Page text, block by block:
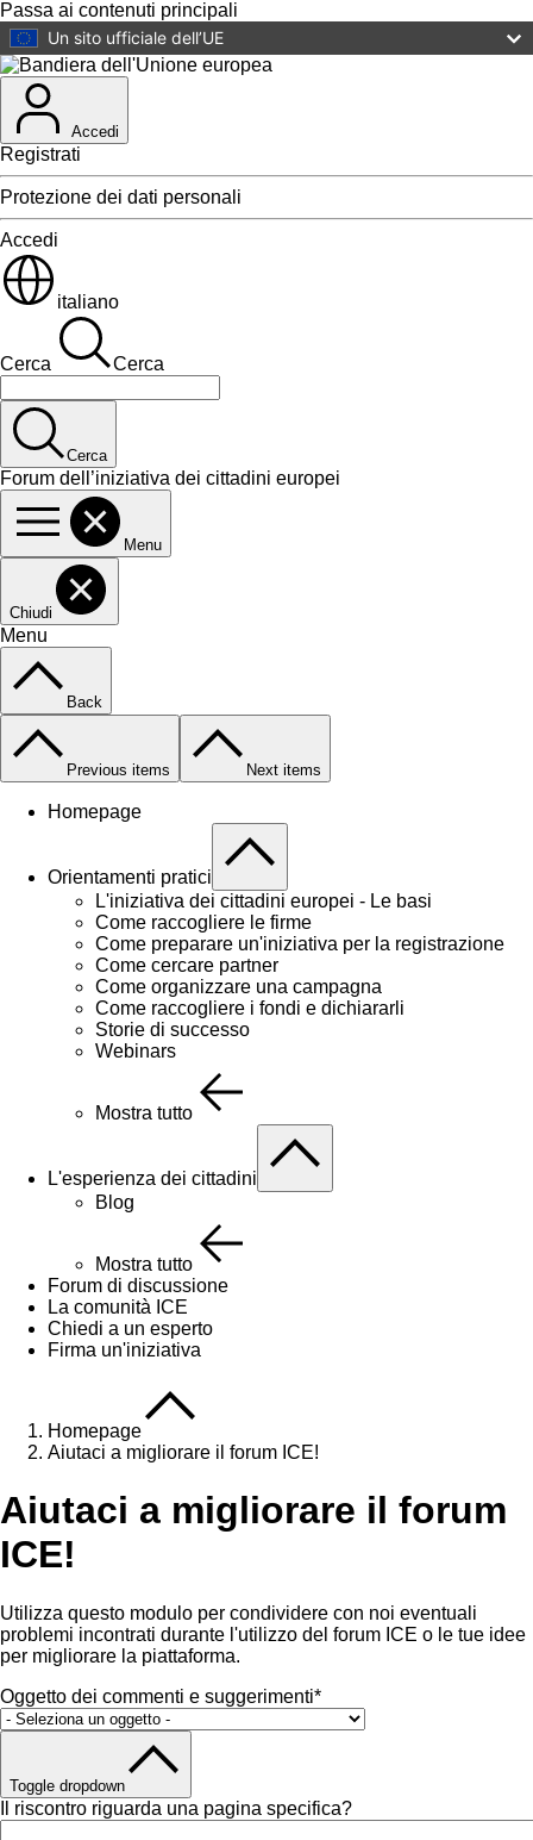
Passa ai contenuti principali
Un sito ufficiale dell’UE
Accedi
Registrati
Protezione dei dati personali
Accedi
italiano
Cerca Cerca
Cerca
Forum dell’iniziativa dei cittadini europei
Menu
Chiudi
Menu
Back
Previous items Next items
Homepage
Orientamenti pratici
L'iniziativa dei cittadini europei - Le basi
Come raccogliere le firme
Come preparare un'iniziativa per la registrazione
Come cercare partner
Come organizzare una campagna
Come raccogliere i fondi e dichiararli
Storie di successo
Webinars
Mostra tutto
L'esperienza dei cittadini
Blog
Mostra tutto
Forum di discussione
La comunità ICE
Chiedi a un esperto
Firma un'iniziativa
Homepage
Aiutaci a migliorare il forum ICE!
Aiutaci a migliorare il forum
ICE!
Utilizza questo modulo per condividere con noi eventuali
problemi incontrati durante l'utilizzo del forum ICE o le tue idee
per migliorare la piattaforma.
Oggetto dei commenti e suggerimenti*
Toggle dropdown
Il riscontro riguarda una pagina specifica?